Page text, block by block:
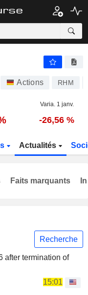
Actions RHM
Varia. 1 janv.
-26,56 %
Actualités
Recherche
after termination of
15:01
Faits marquants